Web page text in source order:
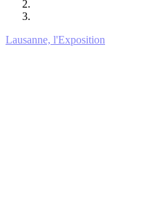
Lausanne, l'Exposition